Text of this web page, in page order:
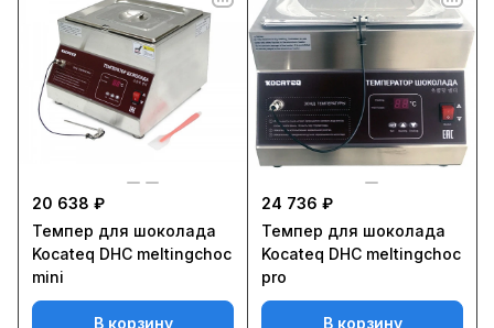
20 638 ₽
Темпер для шоколада
Kocateq DHC meltingchoc
mini
В корзину
24 736 ₽
Темпер для шоколада
Kocateq DHC meltingchoc
pro
В корзину